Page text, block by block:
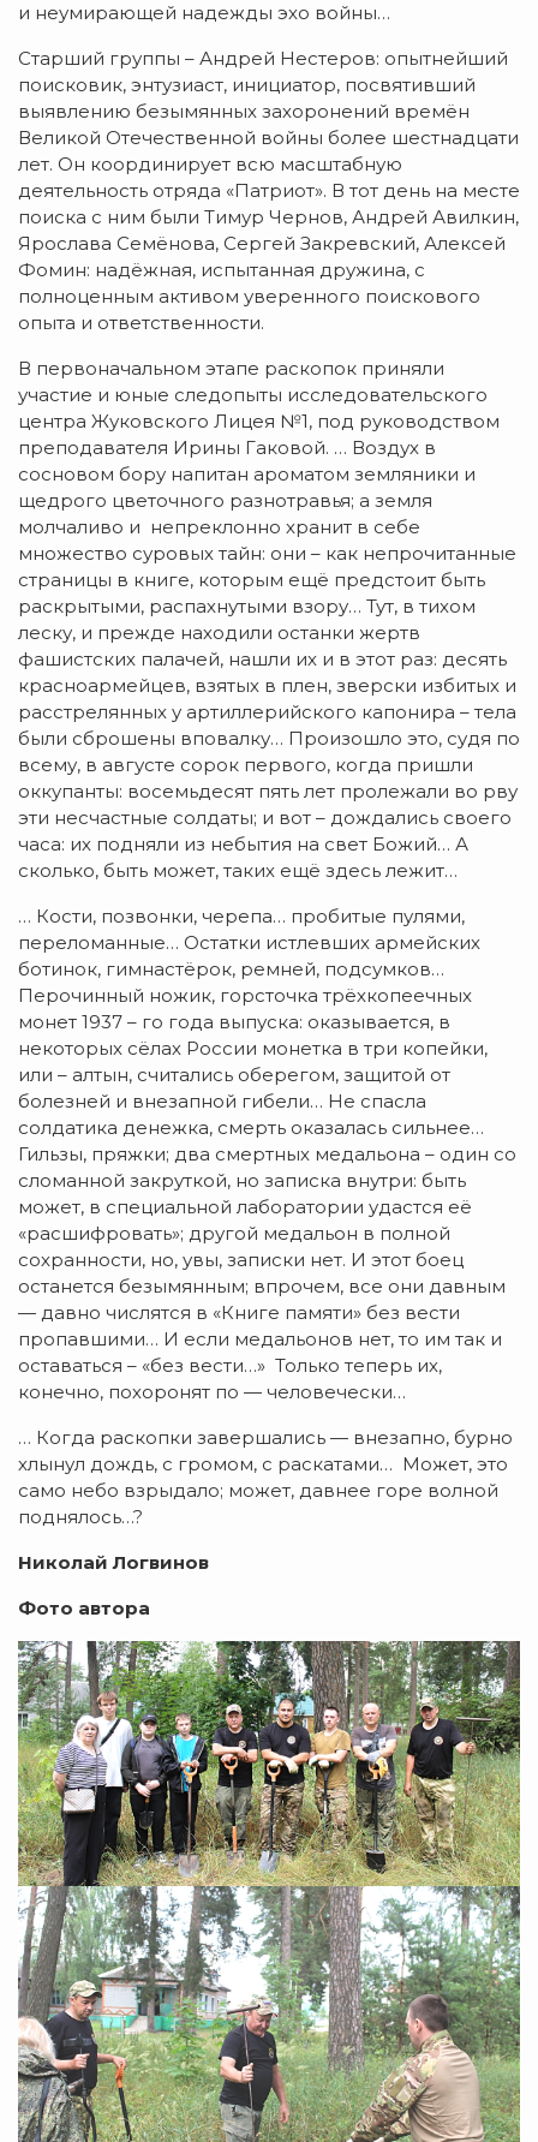
и неумирающей надежды эхо войны…
Старший группы – Андрей Нестеров: опытнейший
поисковик, энтузиаст, инициатор, посвятивший
выявлению безымянных захоронений времён
Великой Отечественной войны более шестнадцати
лет. Он координирует всю масштабную
деятельность отряда «Патриот». В тот день на месте
поиска с ним были Тимур Чернов, Андрей Авилкин,
Ярослава Семёнова, Сергей Закревский, Алексей
Фомин: надёжная, испытанная дружина, с
полноценным активом уверенного поискового
опыта и ответственности.
В первоначальном этапе раскопок приняли
участие и юные следопыты исследовательского
центра Жуковского Лицея №1, под руководством
преподавателя Ирины Гаковой. … Воздух в
сосновом бору напитан ароматом земляники и
щедрого цветочного разнотравья; а земля
молчаливо и непреклонно хранит в себе
множество суровых тайн: они – как непрочитанные
страницы в книге, которым ещё предстоит быть
раскрытыми, распахнутыми взору… Тут, в тихом
леску, и прежде находили останки жертв
фашистских палачей, нашли их и в этот раз: десять
красноармейцев, взятых в плен, зверски избитых и
расстрелянных у артиллерийского капонира – тела
были сброшены вповалку… Произошло это, судя по
всему, в августе сорок первого, когда пришли
оккупанты: восемьдесят пять лет пролежали во рву
эти несчастные солдаты; и вот – дождались своего
часа: их подняли из небытия на свет Божий… А
сколько, быть может, таких ещё здесь лежит…
… Кости, позвонки, черепа… пробитые пулями,
переломанные… Остатки истлевших армейских
ботинок, гимнастёрок, ремней, подсумков…
Перочинный ножик, горсточка трёхкопеечных
монет 1937 – го года выпуска: оказывается, в
некоторых сёлах России монетка в три копейки,
или – алтын, считались оберегом, защитой от
болезней и внезапной гибели… Не спасла
солдатика денежка, смерть оказалась сильнее…
Гильзы, пряжки; два смертных медальона – один со
сломанной закруткой, но записка внутри: быть
может, в специальной лаборатории удастся её
«расшифровать»; другой медальон в полной
сохранности, но, увы, записки нет. И этот боец
останется безымянным; впрочем, все они давным
— давно числятся в «Книге памяти» без вести
пропавшими… И если медальонов нет, то им так и
оставаться – «без вести…» Только теперь их,
конечно, похоронят по — человечески…
… Когда раскопки завершались — внезапно, бурно
хлынул дождь, с громом, с раскатами… Может, это
само небо взрыдало; может, давнее горе волной
поднялось…?
Николай Логвинов
Фото автора